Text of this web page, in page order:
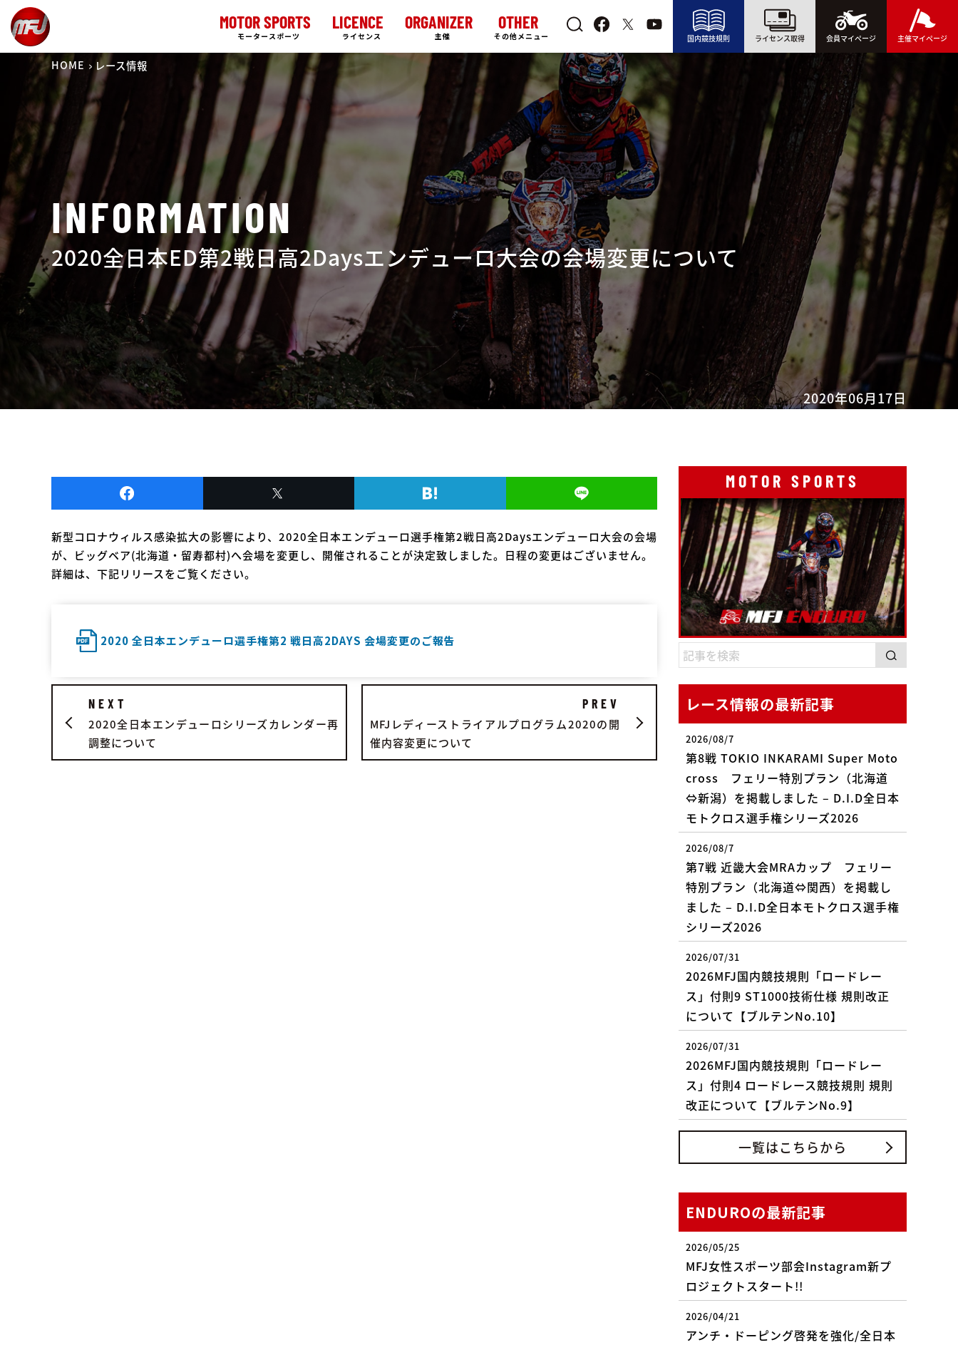
MOTOR SPORTS
モータースポーツ
LICENCE
ライセンス
ORGANIZER
主催
OTHER
その他メニュー 国内競技規則 ライセンス取得 会員マイページ 主催マイページ
HOME レース情報
INFORMATION
2020全日本ED第2戦日高2Daysエンデューロ大会の会場変更について
2020年06月17日
新型コロナウィルス感染拡大の影響により、2020全日本エンデューロ選手権第2戦日高2Daysエンデューロ大会の会場
が、ビッグベア(北海道・留寿都村)へ会場を変更し、開催されることが決定致しました。日程の変更はございません。
詳細は、下記リリースをご覧ください。
2020 全⽇本エンデューロ選⼿権第2 戦日高2DAYS 会場変更のご報告
NEXT
2020全日本エンデューロシリーズカレンダー再
調整について
PREV
MFJレディーストライアルプログラム2020の開
催内容変更について
MOTOR SPORTS
レース情報の最新記事
2026/08/7
第8戦 TOKIO INKARAMI Super Moto
cross フェリー特別プラン（北海道
⇔新潟）を掲載しました – D.I.D全日本
モトクロス選手権シリーズ2026
2026/08/7
第7戦 近畿大会MRAカップ フェリー
特別プラン（北海道⇔関西）を掲載し
ました – D.I.D全日本モトクロス選手権
シリーズ2026
2026/07/31
2026MFJ国内競技規則「ロードレー
ス」付則9 ST1000技術仕様 規則改正
について【ブルテンNo.10】
2026/07/31
2026MFJ国内競技規則「ロードレー
ス」付則4 ロードレース競技規則 規則
改正について【ブルテンNo.9】
一覧はこちらから
ENDUROの最新記事
2026/05/25
MFJ女性スポーツ部会Instagram新プ
ロジェクトスタート!!
2026/04/21
アンチ・ドーピング啓発を強化/全日本